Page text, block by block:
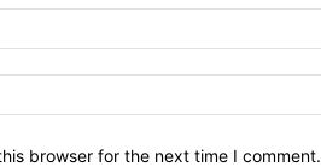
browser for the next time I comment.